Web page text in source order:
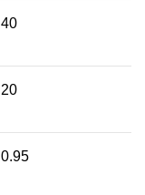
40
20
0.95